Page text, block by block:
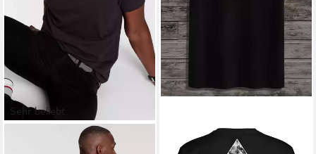
Sehr beliebt
T-Shirt Kurzarm, mit
RMKT-Shirt Herren T-Shirt